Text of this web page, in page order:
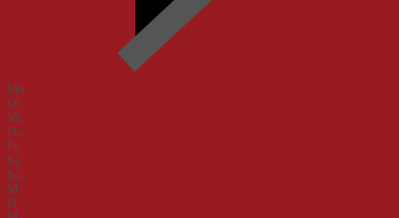
Mo.
Di.
Mi.
Do.
Fr.
Sa.
So.
M
D